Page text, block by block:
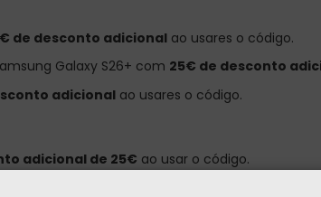
de desconto adicional ao usares o código.
Galaxy S26+ com 25€ de desconto
adicional ao usares o código.
adicional de 25€ ao usar o código.